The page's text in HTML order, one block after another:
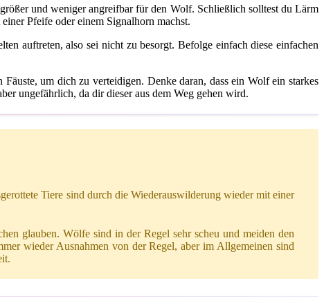
und weniger angreifbar für den Wolf. Schließlich solltest du Lärm
Pfeife oder einem Signalhorn machst.
auftreten, also sei nicht zu besorgt. Befolge einfach diese einfachen
um dich zu verteidigen. Denke daran, dass ein Wolf ein starkes
ungefährlich, da dir dieser aus dem Weg gehen wird.
Tiere sind durch die Wiederauswilderung wieder mit einer
glauben. Wölfe sind in der Regel sehr scheu und meiden den
wieder Ausnahmen von der Regel, aber im Allgemeinen sind